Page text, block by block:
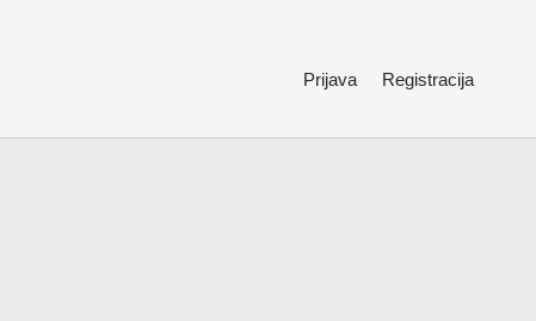
Prijava Registracija